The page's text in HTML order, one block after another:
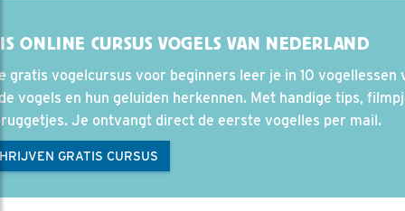
ONLINE CURSUS VOGELS VAN NEDERLAND
gratis vogelcursus voor beginners leer je in 10 vogellessen
vogels en hun geluiden herkennen. Met handige tips,
Je ontvangt direct de eerste vogelles per mail.
GRATIS CURSUS